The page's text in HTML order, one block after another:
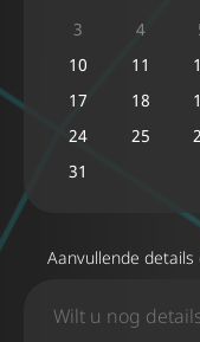
3
4
10
11
17
18
24
25
31
Aanvullende